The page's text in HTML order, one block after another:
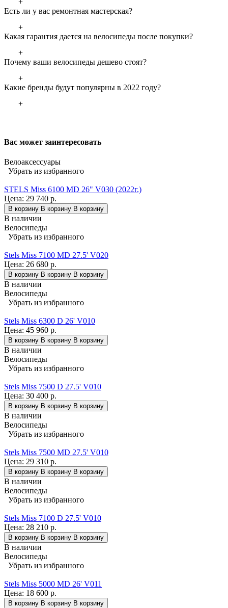
Есть ли у вас ремонтная мастерская?
+
Какая гарантия дается на велосипеды после покупки?
+
Почему ваши велосипеды дешево стоят?
+
Какие бренды будут популярны в 2022 году?
+
Вас может заинтересовать
Велоаксессуары
Убрать из избранного
STELS Miss 6100 MD 26" V030 (2022г.)
Цена: 29 740 р.
В корзину В корзину В корзину
В наличии
Велосипеды
Убрать из избранного
Stels Miss 7100 MD 27.5' V020
Цена: 26 680 р.
В корзину В корзину В корзину
В наличии
Велосипеды
Убрать из избранного
Stels Miss 6300 D 26' V010
Цена: 45 960 р.
В корзину В корзину В корзину
В наличии
Велосипеды
Убрать из избранного
Stels Miss 7500 D 27.5' V010
Цена: 30 400 р.
В корзину В корзину В корзину
В наличии
Велосипеды
Убрать из избранного
Stels Miss 7500 MD 27.5' V010
Цена: 29 310 р.
В корзину В корзину В корзину
В наличии
Велосипеды
Убрать из избранного
Stels Miss 7100 D 27.5' V010
Цена: 28 210 р.
В корзину В корзину В корзину
В наличии
Велосипеды
Убрать из избранного
Stels Miss 5000 MD 26' V011
Цена: 18 600 р.
В корзину В корзину В корзину